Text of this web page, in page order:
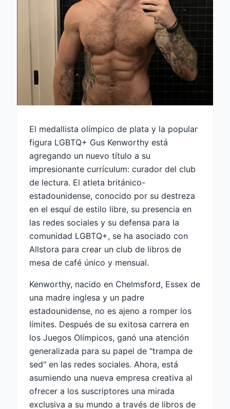
El medallista olímpico de plata y la popular
figura LGBTQ+ Gus Kenworthy está
agregando un nuevo título a su
impresionante currículum: curador del club
de lectura. El atleta británico-
estadounidense, conocido por su destreza
en el esquí de estilo libre, su presencia en
las redes sociales y su defensa para la
comunidad LGBTQ+, se ha asociado con
Allstora para crear un club de libros de
mesa de café único y mensual.
Kenworthy, nacido en Chelmsford, Essex de
una madre inglesa y un padre
estadounidense, no es ajeno a romper los
límites. Después de su exitosa carrera en
los Juegos Olímpicos, ganó una atención
generalizada para su papel de "trampa de
sed" en las redes sociales. Ahora, está
asumiendo una nueva empresa creativa al
ofrecer a los suscriptores una mirada
exclusiva a su mundo a través de libros de